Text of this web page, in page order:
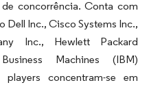
concorrência. Conta com
Dell Inc., Cisco Systems Inc.,
Inc., Hewlett Packard
Machines (IBM)
concentram-se em